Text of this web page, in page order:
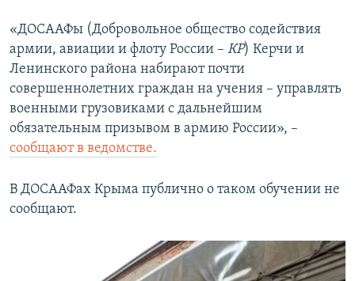
«ДОСААФы (Добровольное общество содействия
армии, авиации и флоту России – КР) Керчи и
Ленинского района набирают почти
совершеннолетних граждан на учения – управлять
военными грузовиками с дальнейшим
обязательным призывом в армию России», –
сообщают в ведомстве.
В ДОСААФах Крыма публично о таком обучении не
сообщают.